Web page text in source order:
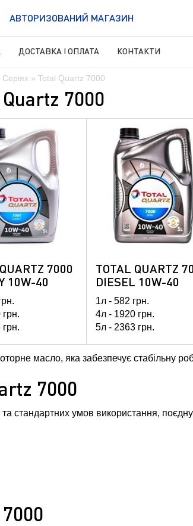
» Total Quartz 7000
7000
7000
10W-40
грн.
грн.
TOTAL QUARTZ
DIESEL 10W-40
1л - 582 грн.
4л - 1920 грн.
5л - 2363 грн.
208л -
81778грн.
масло, яка забезпечує стабільну
7000
та стандартних умов використання,
АВТОРИЗОВАНИЙ МАГАЗИН
ДОСТАВКА І ОПЛАТА КОНТАКТИ